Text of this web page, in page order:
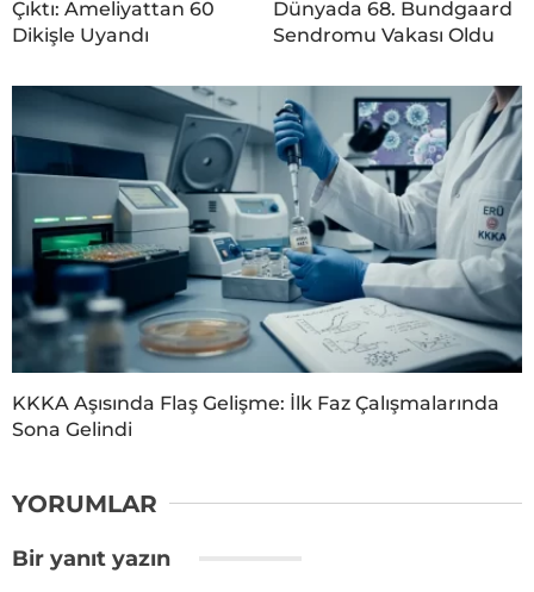
Çıktı: Ameliyattan 60
Dikişle Uyandı
Dünyada 68. Bundgaard
Sendromu Vakası Oldu
KKKA Aşısında Flaş Gelişme: İlk Faz Çalışmalarında
Sona Gelindi
YORUMLAR
Bir yanıt yazın